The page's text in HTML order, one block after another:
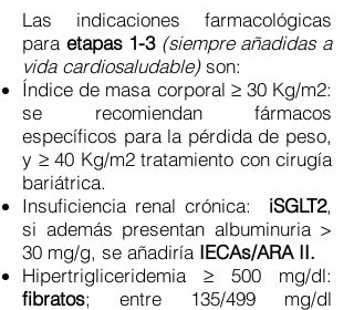
Las indicaciones farmacológicas
para etapas 1-3 (siempre añadidas a
vida cardiosaludable)son:
Índice de masa corporal ≥ 30 Kg/m2:
se recomiendan fármacos
específicos para la pérdida de peso,
y ≥ 40 Kg/m2 tratamiento con cirugía
bariátrica.
Insuficiencia renal crónica: iSGLT2,
si además presentan albuminuria >
30 mg/g, se añadiría IECAs/ARA II.
Hipertrigliceridemia ≥ 500 mg/dl:
fibratos; entre 135/499 mg/dl